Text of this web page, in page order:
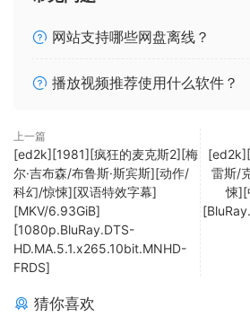
网站支持哪些网盘离线？
播放视频推荐使用什么软件？
上一篇
[ed2k][1981][疯狂的麦克斯2][梅
尔·吉布森/布鲁斯·斯宾斯][动作/
科幻/惊悚][双语特效字幕]
[MKV/6.93GiB]
[1080p.BluRay.DTS-
HD.MA.5.1.x265.10bit.MNHD-
FRDS]
雷斯/
悚][
猜你喜欢